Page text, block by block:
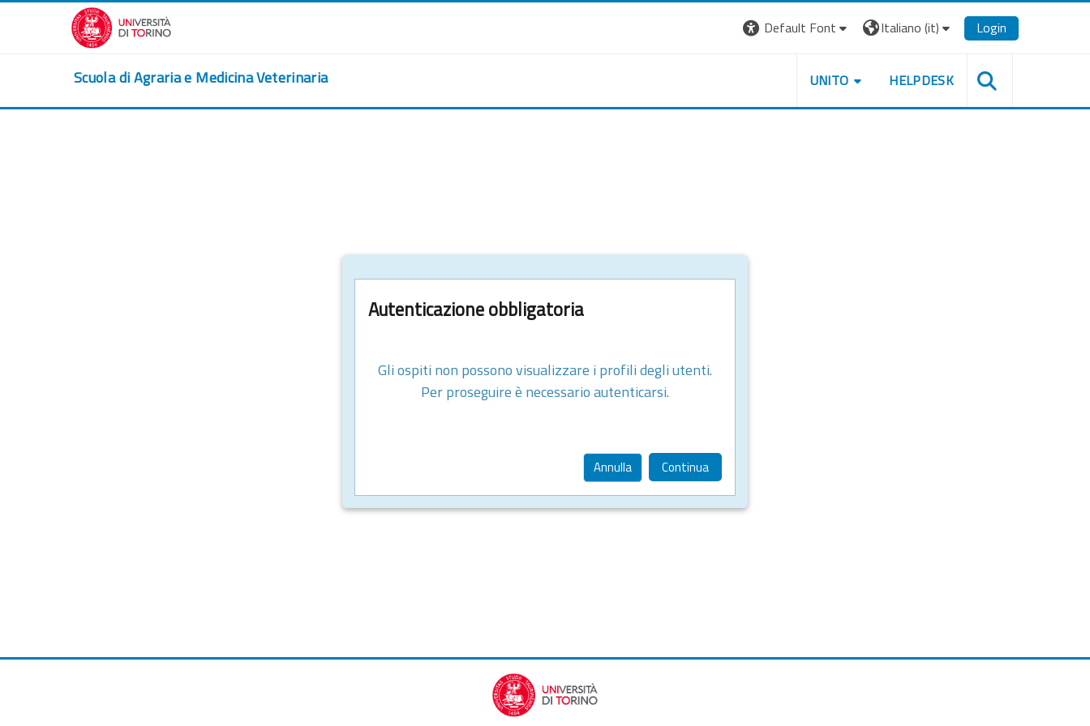
Vai al contenuto principale
Default Font
Italiano ‎(it)‎ Login
Scuola di Agraria e Medicina Veterinaria UNITO HELPDESK
Autenticazione obbligatoria
Gli ospiti non possono visualizzare i profili degli utenti.
Per proseguire è necessario autenticarsi.
Annulla Continua